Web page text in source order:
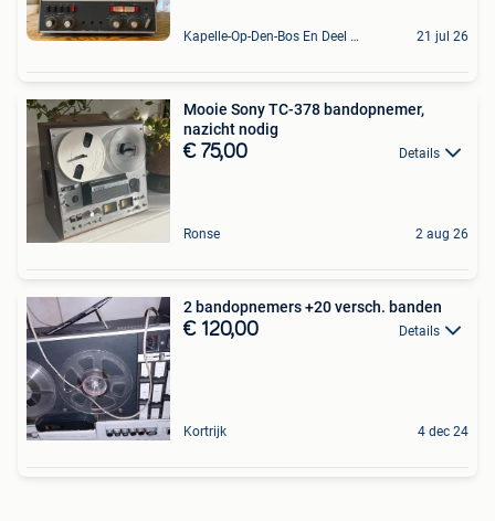
Kapelle-Op-Den-Bos En Deel Van Zemst 21 jul 26
Mooie Sony TC-378 bandopnemer,
nazicht nodig
€ 75,00 Details
Ronse 2 aug 26
2 bandopnemers +20 versch. banden
€ 120,00 Details
Kortrijk 4 dec 24